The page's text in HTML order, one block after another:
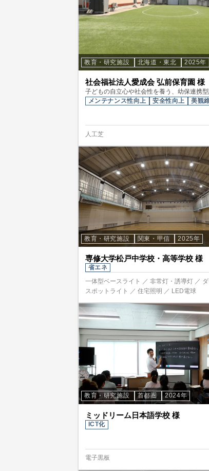
教育・研究施設 北海道・東北 2025年
社会福祉法人愛成会 弘前保育園 様
子どもの自立心や社会性を養う、幼保連携
メンテナンス性向上
安全性向上 美観
人工芝
教育・研究施設 関東・甲信 2025年
専修大学松戸中学校・高等学校 様
省エネ
一体型ベースライト ／ 非常灯・誘導灯 ／
スポットライト ／ 住宅照明 ／ LED電球
教育・研究施設 首都圏 2024年
ミッドリーム日本語学校 様
ICT化
電子黒板